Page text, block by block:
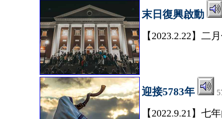
末日復興啟動
【2023.2.22】二
迎接5783年
【2022.9.21】